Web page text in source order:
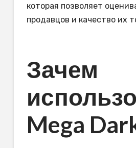
которая позволяет
продавцов и качество их
Зачем
Mega